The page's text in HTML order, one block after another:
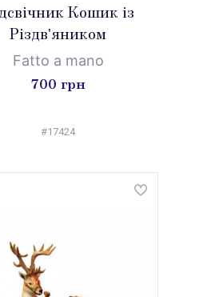
Кошик із
Різдвʼяником
Fatto a mano
700 грн
#17424